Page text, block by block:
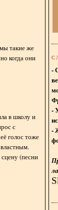
такие же
когда они
в школу и
с
голос тоже
(песни
-
-
-